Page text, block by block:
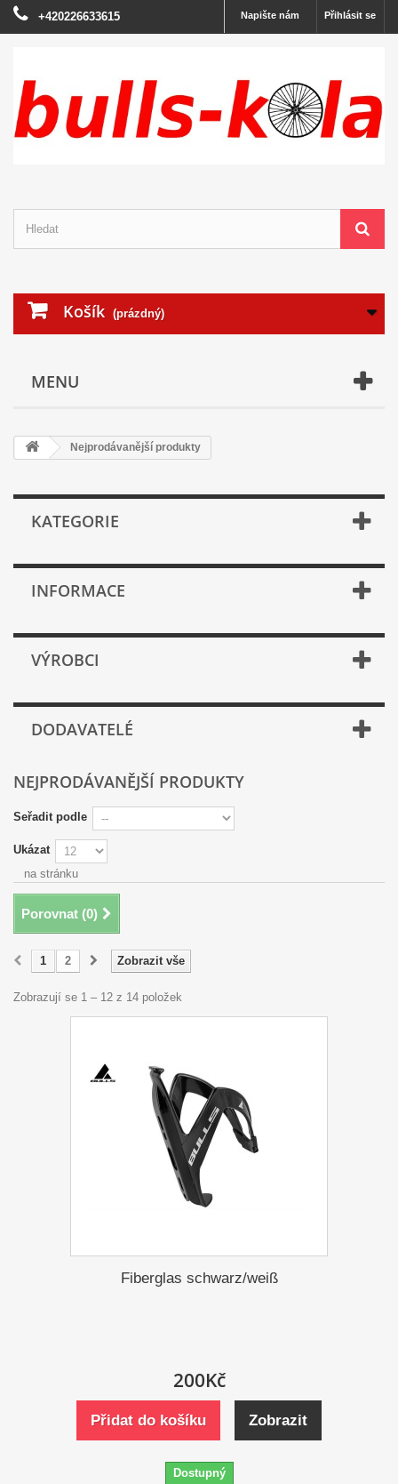
Přihlásit se
Napište nám
+420226633615
Košík (prázdný)
MENU
Nejprodávanější produkty
KATEGORIE
INFORMACE
VÝROBCI
DODAVATELÉ
NEJPRODÁVANĚJŠÍ PRODUKTY
Seřadit podle
Ukázat
na stránku
Porovnat (0)
Zobrazit vše
1 2
Zobrazují se 1 – 12 z 14 položek
Fiberglas schwarz/weiß
200Kč
Přidat do košíku Zobrazit
Dostupný